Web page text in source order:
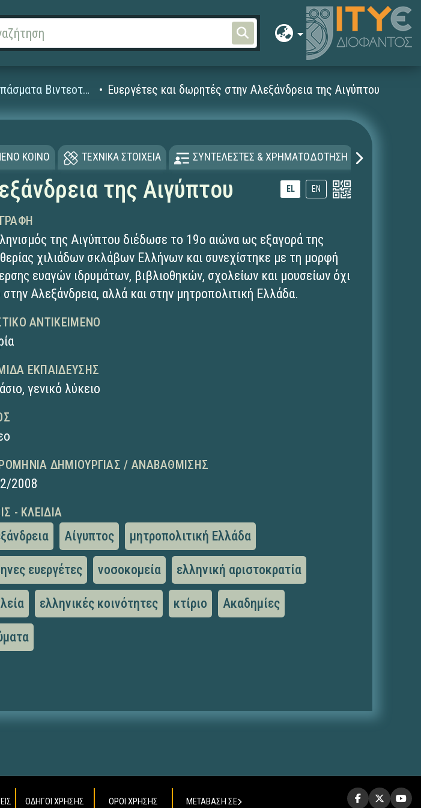
Αποσπάσματα Βιντεοταινιών (1995-2008) Ευεργέτες και δωρητές στην Αλεξάνδρεια της Αιγύπτου
ΚΟΙΝΟ ΤΕΧΝΙΚΑ ΣΤΟΙΧΕΙΑ ΣΥΝΤΕΛΕΣΤΕΣ & ΧΡΗΜΑΤΟΔΟΤΗΣΗ
της Αιγύπτου EL EN
της Αιγύπτου διέδωσε το 19ο αιώνα ως εξαγορά της
χιλιάδων σκλάβων Ελλήνων και συνεχίστηκε με τη μορφή
ευαγών ιδρυμάτων, βιβλιοθηκών, σχολείων και μουσείων όχι
στην Αλεξάνδρεια, αλλά και στην μητροπολιτική Ελλάδα.
ΑΝΤΙΚΕΊΜΕΝΟ
ΕΚΠΑΊΔΕΥΣΗΣ
,γενικό λύκειο
ΔΗΜΙΟΥΡΓΊΑΣ / ΑΝΑΒΆΘΜΙΣΗΣ
2008
- ΚΛΕΙΔΙΆ
Αίγυπτος μητροπολιτική Ελλάδα
ευεργέτες νοσοκομεία ελληνική αριστοκρατία
ελληνικές κοινότητες κτίριο Ακαδημίες
ΟΔΗΓΟΙ ΧΡΗΣΗΣ ΟΡΟΙ ΧΡΗΣΗΣ ΜΕΤΑΒΑΣΗ ΣΕ